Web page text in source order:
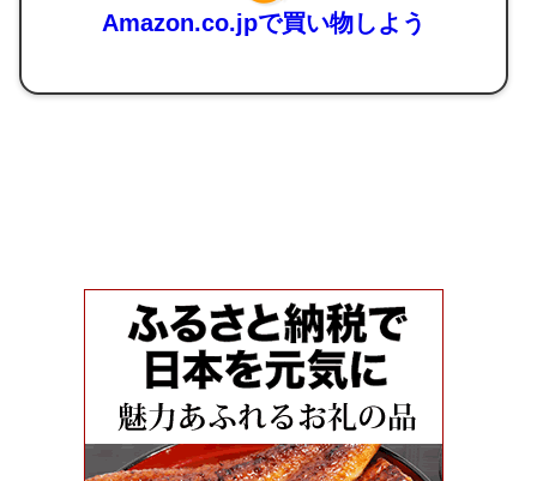
Amazon.co.jpで買い物しよう